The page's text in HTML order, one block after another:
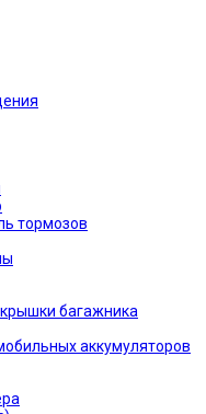
тормозов
багажника
аккумуляторов